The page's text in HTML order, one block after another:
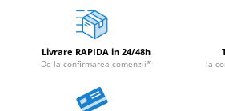
Livrare RAPIDA in 24/48h
De la confirmarea comenzii* la